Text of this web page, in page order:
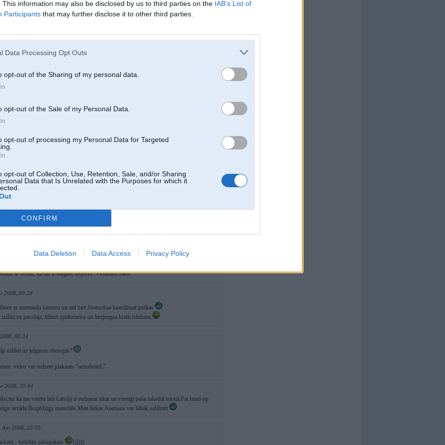
This information may also be disclosed by us to third parties on the IAB’s List of
Participants that may further disclose it to other third parties.
Data Processing Opt Outs
opt-out of the Sharing of my personal data.
opt-out of the Sale of my Personal Data.
opt-out of processing my Personal Data for Targeted
opt-out of Collection, Use, Retention, Sale, and/or Sharing
Data that Is Unrelated with the Purposes for which it
CONFIRM
Data Deletion Data Access Privacy Policy
2008, 21:49
par frāzi
tur naf ko redzēt
14:55
tam kas šo brauca un pietam vēl mēģināja filmēt, smadzeņu nav īpaši vairāk
(laikam) to eMku novākoja paķerot līdzi savus 3 vai 4 čomus.Tādā ātrumā iekš LV (?)un pie
tākā kapēc jenķiem kā opcijas nepiedāvā TV iekš auto.A LV vēl pietam "lai braucot
it`s illegal, it`s stupid.
2008, 10:16
ar domu, ka tas ir baigais šedevrs. Vienkārši fakts.
2008, 09:24
ar normaalu kameru un tad met Juutuubaa kaardinaat puikas
uz pacelaja, filmet spidometru un bezjeegaa kratit telefonu
00:34
uzlikti uz jelgavas shosejas?
video var redzeet plakaatu "nenobrauC"
2008, 20:44
ka tas varētu būt Latvijā ir redzams tikai un vienīgi paša rakstītā tekstā.Pat head-up
nerāda.Bezjēdzīgs materiāls.Man liekas Atamans var labāk safilmēt
Apr 2008, 20:35
- bulshits pilnigakais ))))))